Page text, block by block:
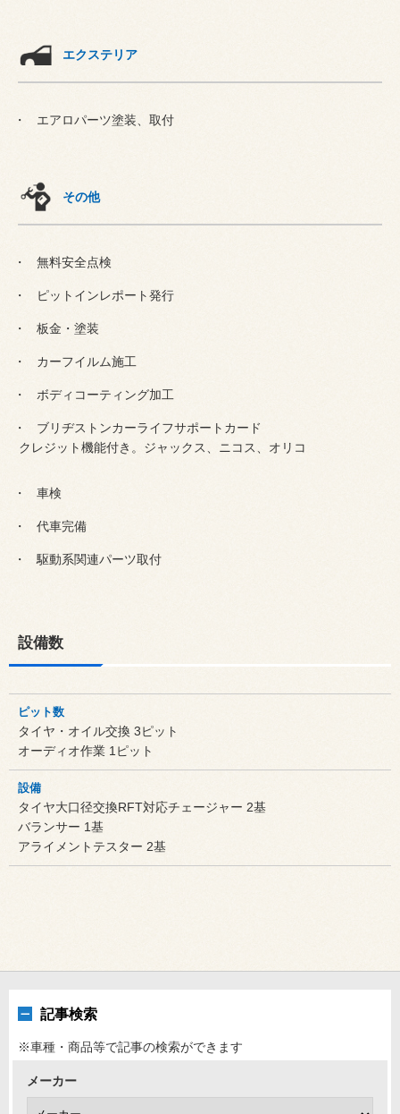
エクステリア
エアロパーツ塗装、取付
その他
無料安全点検
ピットインレポート発行
板金・塗装
カーフイルム施工
ボディコーティング加工
ブリヂストンカーライフサポートカード
クレジット機能付き。ジャックス、ニコス、オリコ
車検
代車完備
駆動系関連パーツ取付
設備数
ピット数
タイヤ・オイル交換 3ピット
オーディオ作業 1ピット
設備
タイヤ大口径交換RFT対応チェージャー 2基
バランサー 1基
アライメントテスター 2基
記事検索
※車種・商品等で記事の検索ができます
メーカー